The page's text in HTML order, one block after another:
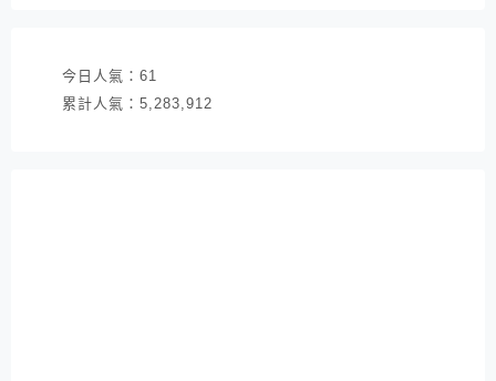
今日人氣： 61
累計人氣： 5,283,912